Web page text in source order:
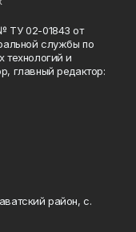
ТУ 02-01843 от
службы по
технологий и
главный редактор:
район, с.